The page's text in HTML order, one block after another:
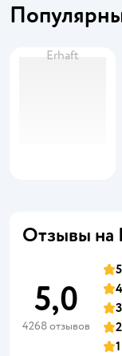
Erhaft
Отзывы на
5,0
4268 отзывов
5
4
3
2
1